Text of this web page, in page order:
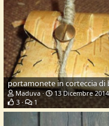
Maduva
13 Dicembre 2014
3
1